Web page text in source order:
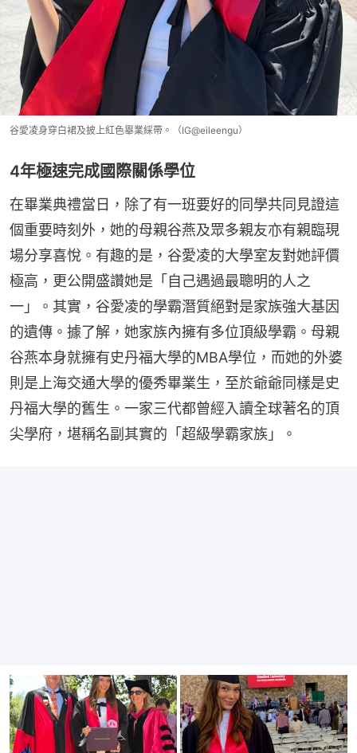
谷愛凌身穿白裙及披上紅色畢業綵帶。（IG@eileengu）
4年極速完成國際關係學位
在畢業典禮當日，除了有一班要好的同學共同見證這
個重要時刻外，她的母親谷燕及眾多親友亦有親臨現
場分享喜悅。有趣的是，谷愛凌的大學室友對她評價
極高，更公開盛讚她是「自己遇過最聰明的人之
一」。其實，谷愛凌的學霸潛質絕對是家族強大基因
的遺傳。據了解，她家族內擁有多位頂級學霸。母親
谷燕本身就擁有史丹福大學的MBA學位，而她的外婆
則是上海交通大學的優秀畢業生，至於爺爺同樣是史
丹福大學的舊生。一家三代都曾經入讀全球著名的頂
尖學府，堪稱名副其實的「超級學霸家族」。